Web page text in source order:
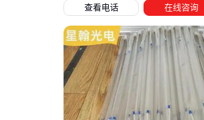
查看电话 在线咨询